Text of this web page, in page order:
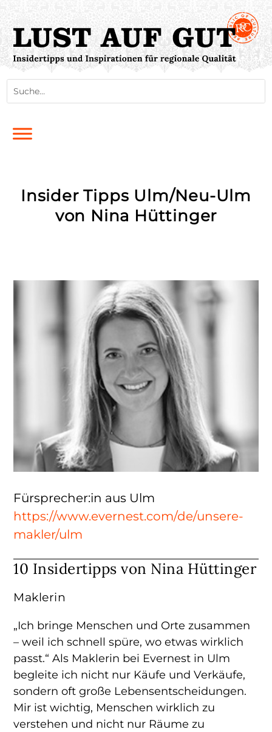
Insider Tipps Ulm/Neu-Ulm
von Nina Hüttinger
10 Insidertipps von Nina Hüttinger
Maklerin
„Ich bringe Menschen und Orte zusammen
– weil ich schnell spüre, wo etwas wirklich
passt.“ Als Maklerin bei Evernest in Ulm
begleite ich nicht nur Käufe und Verkäufe,
sondern oft große Lebensentscheidungen.
Mir ist wichtig, Menschen wirklich zu
verstehen und nicht nur Räume zu
Fürsprecher:in aus Ulm
https://www.evernest.com/de/unsere-
makler/ulm